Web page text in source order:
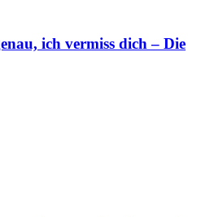
ich vermiss dich – Die